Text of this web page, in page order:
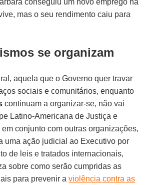
mas o seu rendimento caiu para
se organizam
aquela que o Governo quer travar
sociais e comunitários, enquanto
continuam a organizar-se, não vai
Latino-Americana de Justiça e
em conjunto com outras organizações,
uma ação judicial ao Executivo por
de leis e tratados internacionais,
sobre como serão cumpridas as
para prevenir a violência contra as